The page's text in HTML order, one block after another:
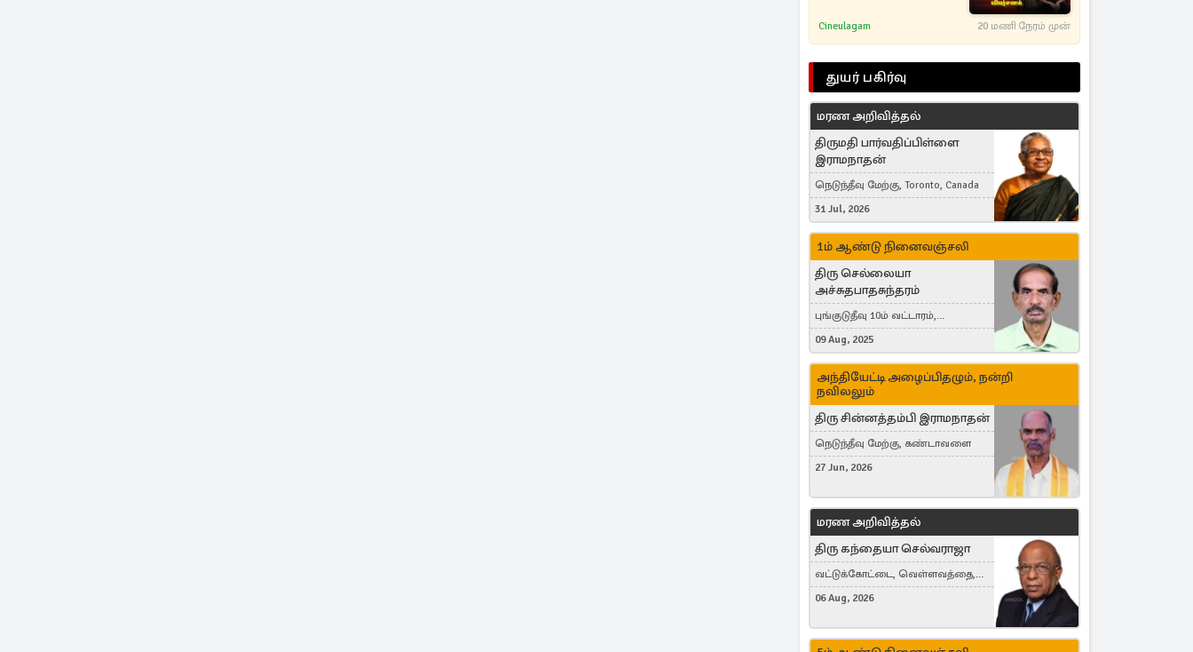
Cineulagam 20 மணி நேரம் முன்
துயர் பகிர்வு
மரண அறிவித்தல்
திருமதி பார்வதிப்பிள்ளை
இராமநாதன்
நெடுந்தீவு மேற்கு, Toronto, Canada
31 Jul, 2026
1ம் ஆண்டு நினைவஞ்சலி
திரு செல்லையா
அச்சுதபாதசுந்தரம்
புங்குடுதீவு 10ம் வட்டாரம்,
கொள்ளுப்பிட்டி
09 Aug, 2025
அந்தியேட்டி அழைப்பிதழும், நன்றி
நவிலலும்
திரு சின்னத்தம்பி இராமநாதன்
நெடுந்தீவு மேற்கு, கண்டாவளை
27 Jun, 2026
மரண அறிவித்தல்
திரு கந்தையா செல்வராஜா
வட்டுக்கோட்டை, வெள்ளவத்தை,
Toronto, Canada
06 Aug, 2026